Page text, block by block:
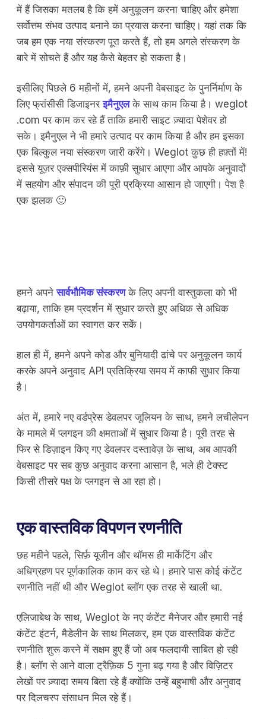
में हैं जिसका मतलब है कि हमें अनुकूलन करना चाहिए और हमेशा
सर्वोत्तम संभव उत्पाद बनाने का प्रयास करना चाहिए। यहां तक कि
जब हम एक नया संस्करण पूरा करते हैं, तो हम अगले संस्करण के
बारे में सोचते हैं और यह कैसे बेहतर हो सकता है।
इसीलिए पिछले 6 महीनों में, हमने अपनी वेबसाइट के पुनर्निर्माण के
लिए फ्रांसीसी डिजाइनरइमैनुएलके साथ काम किया है। weglot
.com पर काम कर रहे हैं ताकि हमारी साइट ज़्यादा पेशेवर हो
सके। इमैनुएल ने भी हमारे उत्पाद पर काम किया है और हम इसका
एक बिल्कुल नया संस्करण जारी करेंगे। Weglot कुछ ही हफ़्तों में!
इससे यूज़र एक्सपीरियंस में काफ़ी सुधार आएगा और आपके अनुवादों
में सहयोग और संपादन की पूरी प्रक्रिया आसान हो जाएगी। पेश है
एक झलक 🙂
हमने अपनेसार्वभौमिक संस्करणके लिए अपनी वास्तुकला को भी
बढ़ाया, ताकि हम प्रदर्शन में सुधार करते हुए अधिक से अधिक
उपयोगकर्ताओं का स्वागत कर सकें।
हाल ही में, हमने अपने कोड और बुनियादी ढांचे पर अनुकूलन कार्य
करके अपने अनुवाद API प्रतिक्रिया समय में काफी सुधार किया
है।
अंत में, हमारे नए वर्डप्रेस डेवलपर जूलियन के साथ, हमने लचीलेपन
के मामले में प्लगइन की क्षमताओं में सुधार किया है। पूरी तरह से
फिर से डिज़ाइन किए गए डेवलपर दस्तावेज़ के साथ, अब आपकी
वेबसाइट पर सब कुछ अनुवाद करना आसान है, भले ही टेक्स्ट
किसी तीसरे पक्ष के प्लगइन से आ रहा हो।
एक वास्तविक विपणन रणनीति
छह महीने पहले, सिर्फ़ यूजीन और थॉमस ही मार्केटिंग और
अधिग्रहण पर पूर्णकालिक काम कर रहे थे। हमारे पास कोई कंटेंट
रणनीति नहीं थी और Weglot ब्लॉग एक तरह से खाली था.
एलिजाबेथ के साथ, Weglot के नए कंटेंट मैनेजर और हमारी नई
कंटेंट इंटर्न, मैडेलीन के साथ मिलकर, हम एक वास्तविक कंटेंट
रणनीति शुरू करने में सक्षम हुए हैं जो अब फलदायी साबित हो रही
है। ब्लॉग से आने वाला ट्रैफ़िक 5 गुना बढ़ गया है और विज़िटर
लेखों पर ज़्यादा समय बिता रहे हैं क्योंकि उन्हें बहुभाषी और अनुवाद
पर दिलचस्प संसाधन मिल रहे हैं।